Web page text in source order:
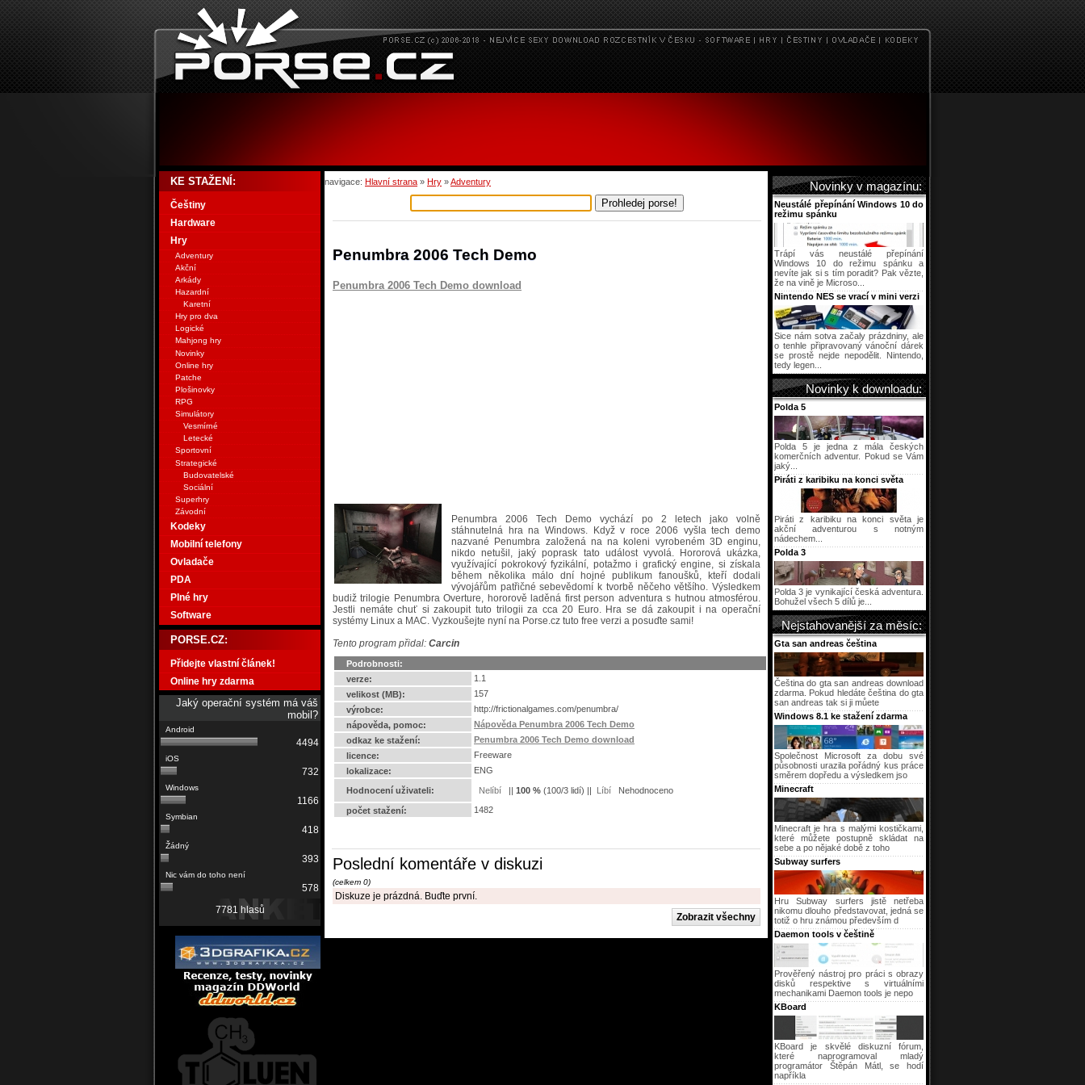
navigace: Hlavní strana » Hry »Adventury
Penumbra 2006 Tech Demo
Penumbra 2006 Tech Demo download
Penumbra 2006 Tech Demo vychází po 2 letech jako volně
stáhnutelná hra na Windows. Když v roce 2006 vyšla tech demo
nazvané Penumbra založená na na koleni vyrobeném 3D enginu,
nikdo netušil, jaký poprask tato událost vyvolá. Hororová ukázka,
využívající pokrokový fyzikální, potažmo i grafický engine, si získala
během několika málo dní hojné publikum fanoušků, kteří dodali
vývojářům patřičné sebevědomí k tvorbě něčeho většího. Výsledkem
budiž trilogie Penumbra Overture, hororově laděná first person adventura s hutnou atmosférou.
Jestli nemáte chuť si zakoupit tuto trilogii za cca 20 Euro. Hra se dá zakoupit i na operační
systémy Linux a MAC. Vyzkoušejte nyní na Porse.cz tuto free verzi a posuďte sami!
Tento program přidal: Carcin
Podrobnosti:
verze:
1.1
velikost (MB):
157
výrobce:
http://frictionalgames.com/penumbra/
nápověda, pomoc:
Nápověda Penumbra 2006 Tech Demo
odkaz ke stažení:
Penumbra 2006 Tech Demo download
licence:
Freeware
lokalizace:
ENG
Hodnocení uživateli: || 100 % (100/3 lidí) || Nehodnoceno
počet stažení: 1482
Poslední komentáře v diskuzi
(celkem 0)
Diskuze je prázdná. Buďte první.
KE STAŽENÍ:
Češtiny
Hardware
Hry
Adventury
Akční
Arkády
Hazardní
Karetní
Hry pro dva
Logické
Mahjong hry
Novinky
Online hry
Patche
Plošinovky
RPG
Simulátory
Vesmírné
Letecké
Sportovní
Strategické
Budovatelské
Sociální
Superhry
Závodní
Kodeky
Mobilní telefony
Ovladače
PDA
Plné hry
Software
PORSE.CZ:
Přidejte vlastní článek!
Online hry zdarma
Jaký operační systém má váš
mobil?
4494
732
1166
418
393
578
7781 hlasů
Novinky v magazínu:
Neustálé přepínání Windows 10 do
režimu spánku
Trápí vás neustálé přepínání
Windows 10 do režimu spánku a
nevíte jak si s tím poradit? Pak vězte,
že na vině je Microso...
Nintendo NES se vrací v mini verzi
Sice nám sotva začaly prázdniny, ale
o tenhle připravovaný vánoční dárek
se prostě nejde nepodělit. Nintendo,
tedy legen...
Novinky k downloadu:
Polda 5
Polda 5 je jedna z mála českých
komerčních adventur. Pokud se Vám
jaký...
Piráti z karibiku na konci světa
Piráti z karibiku na konci světa je
akční adventurou s notným
nádechem...
Polda 3
Polda 3 je vynikající česká adventura.
Bohužel všech 5 dílů je...
Nejstahovanější za měsíc:
Gta san andreas čeština
Čeština do gta san andreas download
zdarma. Pokud hledáte čeština do gta
san andreas tak si ji můete
Windows 8.1 ke stažení zdarma
Společnost Microsoft za dobu své
působnosti urazila pořádný kus práce
směrem dopředu a výsledkem jso
Minecraft
Minecraft je hra s malými kostičkami,
které můžete postupně skládat na
sebe a po nějaké době z toho
Subway surfers
Hru Subway surfers jistě netřeba
nikomu dlouho představovat, jedná se
totiž o hru známou především d
Daemon tools v češtině
Prověřený nástroj pro práci s obrazy
disků respektive s virtuálními
mechanikami Daemon tools je nepo
KBoard
KBoard je skvělé diskuzní fórum,
které naprogramoval mladý
programátor Štěpán Mátl, se hodí
napříkla